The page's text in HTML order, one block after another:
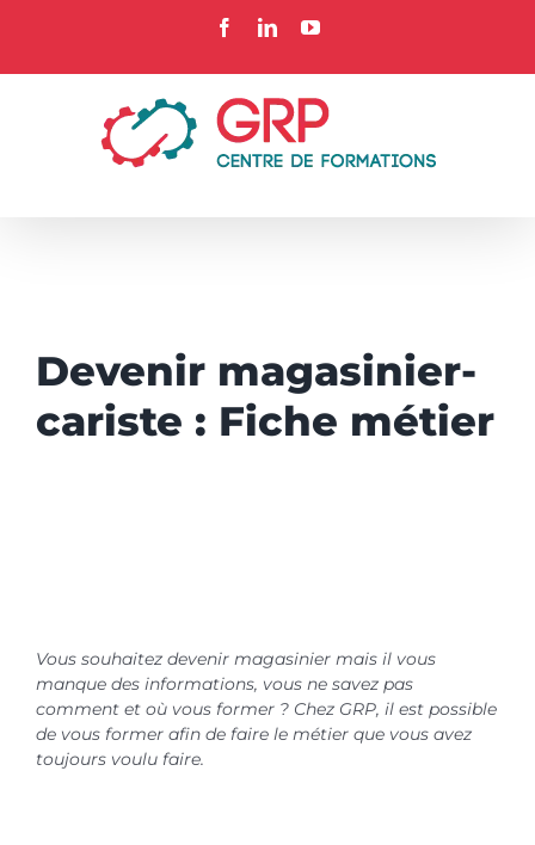
FacebookLinkedInYouTube
Devenir magasinier-
cariste : Fiche métier
Vous souhaitez devenir magasinier mais il vous
manque des informations, vous ne savez pas
comment et où vous former ? Chez GRP, il est possible
de vous former afin de faire le métier que vous avez
toujours voulu faire.